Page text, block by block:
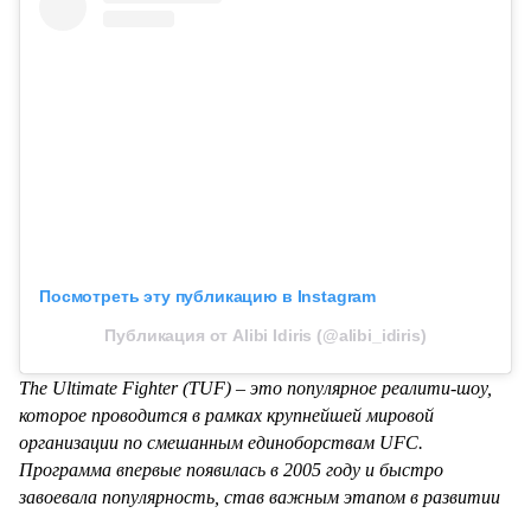
Посмотреть эту публикацию в Instagram
Публикация от Alibi Idiris (@alibi_idiris)
The Ultimate Fighter (TUF) – это популярное реалити-шоу,
которое проводится в рамках крупнейшей мировой
организации по смешанным единоборствам UFC.
Программа впервые появилась в 2005 году и быстро
завоевала популярность, став важным этапом в развитии